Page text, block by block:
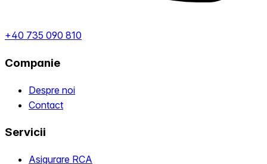
+40 735 090 810
Companie
Despre noi
Contact
Servicii
Asigurare RCA